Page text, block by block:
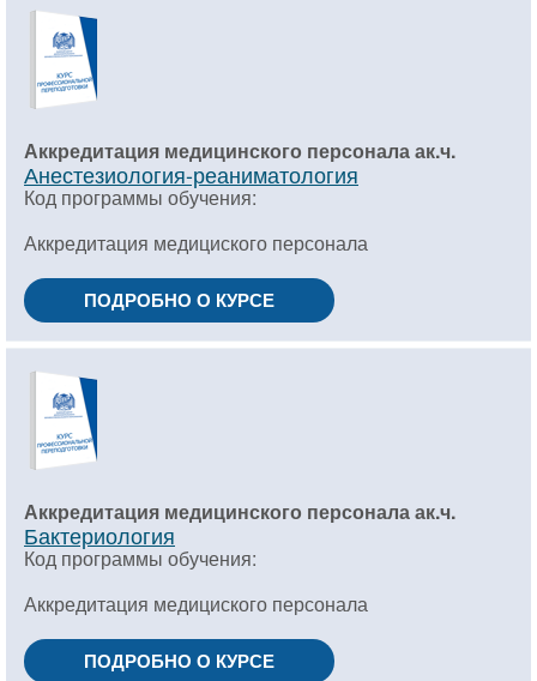
Аккредитация медицинского персонала ак.ч.
Анестезиология-реаниматология
Код программы обучения:
Аккредитация медициского персонала
ПОДРОБНО О КУРСЕ
Аккредитация медицинского персонала ак.ч.
Бактериология
Код программы обучения:
Аккредитация медициского персонала
ПОДРОБНО О КУРСЕ